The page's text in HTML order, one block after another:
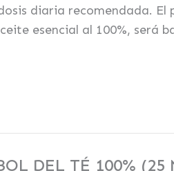
diaria recomendada.
esencial al 100%, será
DEL TÉ 100%